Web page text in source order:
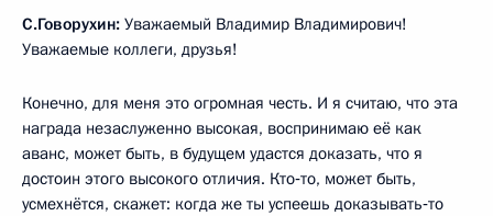
С.Говорухин: Уважаемый Владимир Владимирович!
Уважаемые коллеги, друзья!
Конечно, для меня это огромная честь. И я считаю, что эта
награда незаслуженно высокая, воспринимаю её как
аванс, может быть, в будущем удастся доказать, что я
достоин этого высокого отличия. Кто‑то, может быть,
усмехнётся, скажет: когда же ты успеешь доказывать‑то